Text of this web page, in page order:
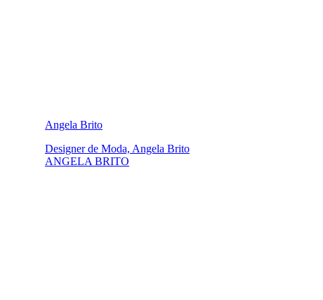
Angela Brito
Designer de Moda, Angela Brito
ANGELA BRITO